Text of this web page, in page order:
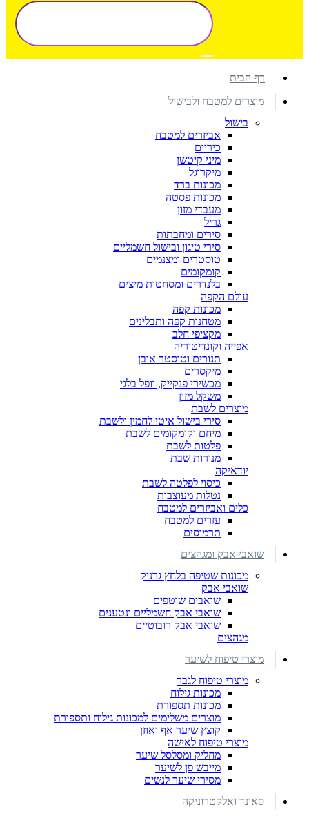
דף הבית
מוצרים למטבח ולבישול
בישול
אביזרים למטבח
כיריים
מיני קיטשן
מיקרוגל
מכונות ברד
מכונות פסטה
מעבדי מזון
גריל
סירים ומחבתות
סירי טיגון ובישול חשמליים
טוסטרים ומצנמים
קומקומים
בלנדרים ומסחטות מיצים
עולם הקפה
מכונות קפה
מטחנות קפה ותבלינים
מקציפי חלב
אפייה וקונדיטוריה
תנורים וטוסטר אובן
מיקסרים
מכשירי פנקייק, וופל בלגי
משקל מזון
מוצרים לשבת
סירי בישול איטי לחמין ולשבת
מיחם וקומקומים לשבת
פלטות לשבת
מנורות שבת
יודאיקה
כיסוי לפלטה לשבת
נטלות מעוצבות
כלים ואביזרים למטבח
עזרים למטבח
תרמוסים
שואבי אבק ומגהצים
מכונות שטיפה בלחץ גרניק
שואבי אבק
שואבים שוטפים
שואבי אבק חשמליים ונטענים
שואבי אבק רובוטיים
מגהצים
מוצרי טיפוח לשיער
מוצרי טיפוח לגבר
מכונות גילוח
מכונות תספורת
מוצרים משלימים למכונות גילוח ותספורת
קוצץ שיער אף ואוזן
מוצרי טיפוח לאישה
מחליק ומסלסל שיער
מייבש פן לשיער
מסירי שיער לנשים
סאונד ואלקטרוניקה